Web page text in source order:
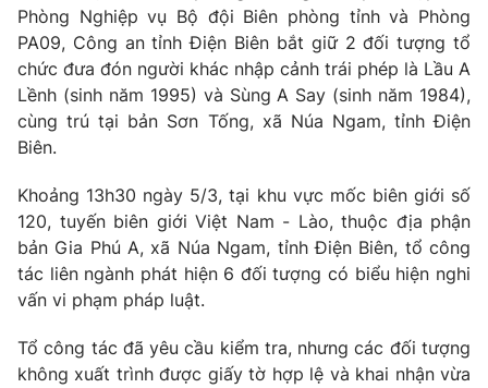
Photo Infographic
Video Shorts video
VTV Money
VTV Sức khoẻ Bất động sản
Thị trường 24h Tấm lòng Việt
VTV4 Vươn mình bằng AI
Phòng Nghiệp vụ Bộ đội Biên phòng tỉnh và Phòng
PA09, Công an tỉnh Điện Biên bắt giữ 2 đối tượng tổ
chức đưa đón người khác nhập cảnh trái phép là Lầu A
Lềnh (sinh năm 1995) và Sùng A Say (sinh năm 1984),
cùng trú tại bản Sơn Tống, xã Núa Ngam, tỉnh Điện
Biên.
Khoảng 13h30 ngày 5/3, tại khu vực mốc biên giới số
120, tuyến biên giới Việt Nam - Lào, thuộc địa phận
bản Gia Phú A, xã Núa Ngam, tỉnh Điện Biên, tổ công
tác liên ngành phát hiện 6 đối tượng có biểu hiện nghi
vấn vi phạm pháp luật.
Tổ công tác đã yêu cầu kiểm tra, nhưng các đối tượng
không xuất trình được giấy tờ hợp lệ và khai nhận vừa